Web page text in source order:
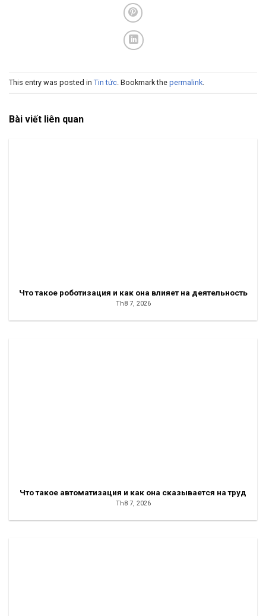
This entry was posted in Tin tức . Bookmark the permalink
Bài viết liên quan
Что такое роботизация и как она влияет на деятельность
Th8 7, 2026
Что такое автоматизация и как она сказывается на труд
Th8 7, 2026